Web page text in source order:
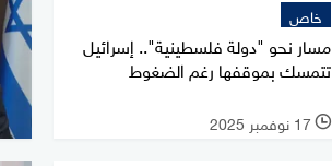
خاص
مسار نحو "دولة فلسطينية".. إسرائيل
تتمسك بموقفها رغم الضغوط
l 17 نوفمبر 2025